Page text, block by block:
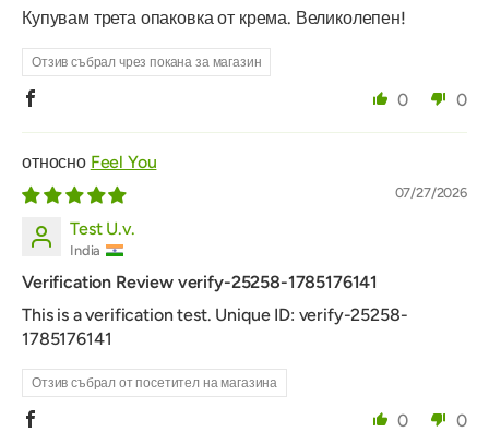
Купувам трета опаковка от крема. Великолепен!
Отзив събрал чрез покана за магазин
0 0
Feel You
07/27/2026
Test U.v.
India
Verification Review verify-25258-1785176141
This is a verification test. Unique ID: verify-25258-
1785176141
Отзив събрал от посетител на магазина
0
0